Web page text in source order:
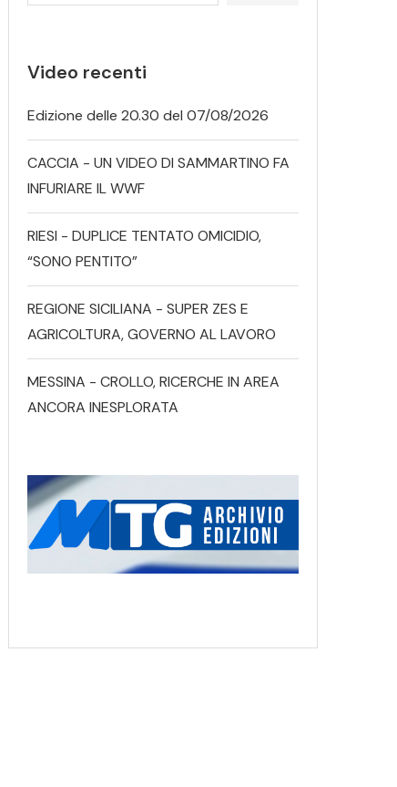
Video recenti
Edizione delle 20.30 del 07/08/2026
CACCIA - UN VIDEO DI SAMMARTINO FA
INFURIARE IL WWF
RIESI - DUPLICE TENTATO OMICIDIO,
“SONO PENTITO”
REGIONE SICILIANA - SUPER ZES E
AGRICOLTURA, GOVERNO AL LAVORO
MESSINA - CROLLO, RICERCHE IN AREA
ANCORA INESPLORATA